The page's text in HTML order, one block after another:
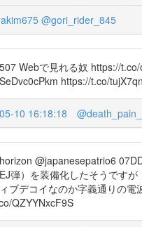
@gori_rider_845
Webで見れる奴 https://
https://t.co/
10 16:18:18
@japanesepatrio6
弾）を装備化したそうですが
ブデコイなのか字義通りの電
QZYYNxcF9S